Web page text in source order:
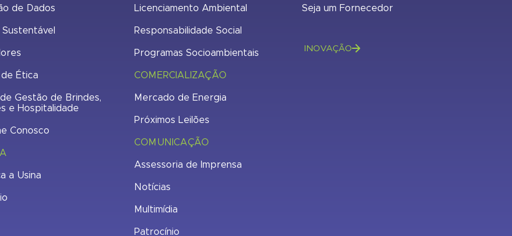
de Dados
Ética
Gestão de Brindes,
e Hospitalidade
Conosco
a Usina
Licenciamento Ambiental
Responsabilidade Social
Programas Socioambientais
COMERCIALIZAÇÃO
Mercado de Energia
Próximos Leilões
COMUNICAÇÃO
Assessoria de Imprensa
Notícias
Multimídia
Patrocínio
Seja um Fornecedor
INOVAÇÃO